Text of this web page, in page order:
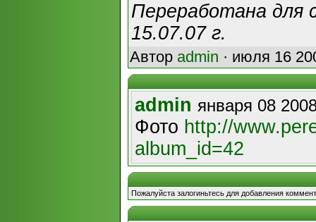
Переработана для
15.07.07 г.
Автор admin · июля 16
admin января 08
Фото http://
album_id=42
Пожалуйста залогиньтесь для добавления